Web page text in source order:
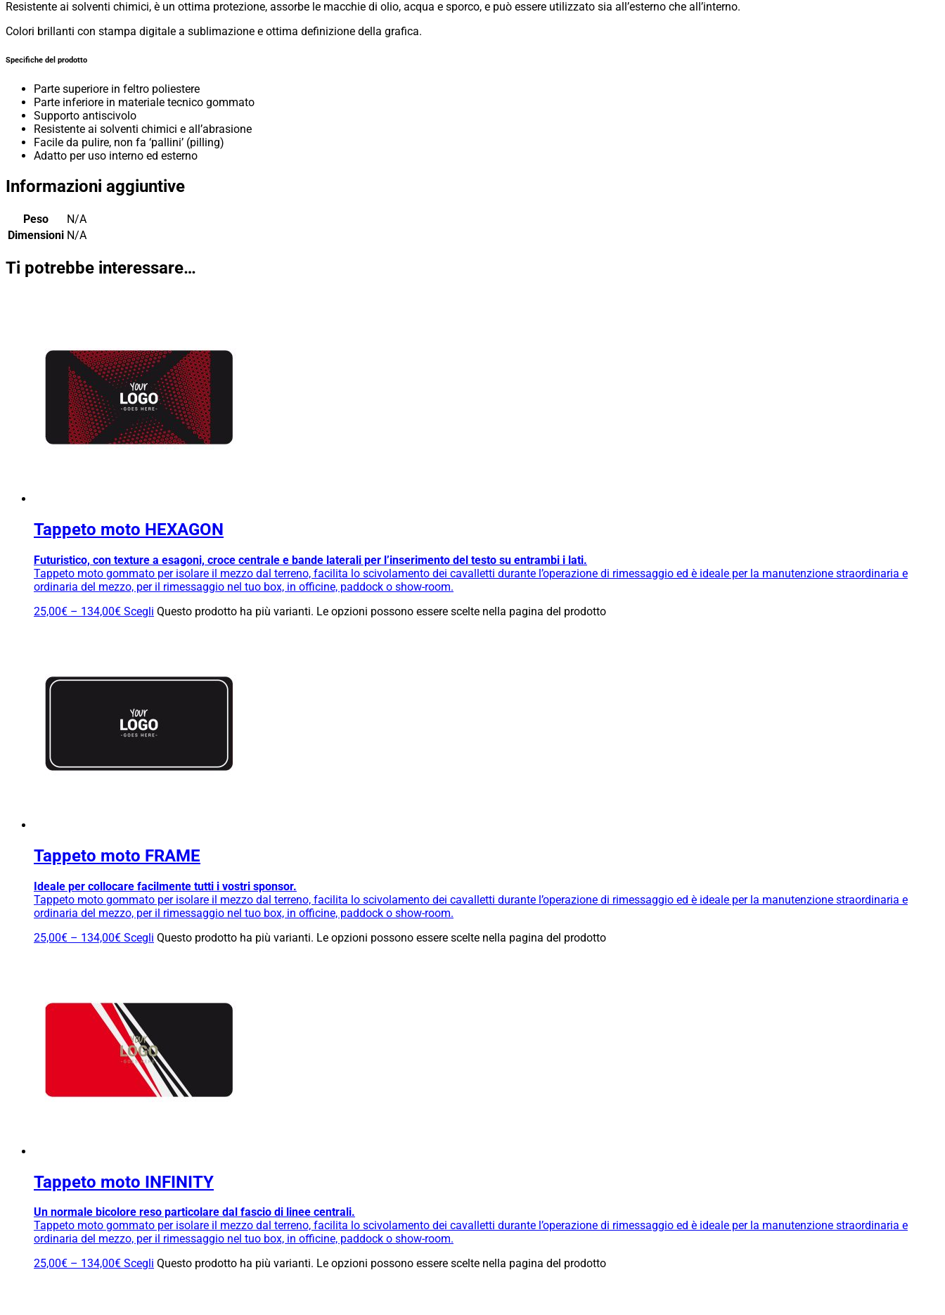
Resistente ai solventi chimici, è un ottima protezione, assorbe le macchie di olio, acqua e sporco, e può essere utilizzato sia all’esterno che all’interno.
Colori brillanti con stampa digitale a sublimazione e ottima definizione della grafica.
Specifiche del prodotto
Parte superiore in feltro poliestere
Parte inferiore in materiale tecnico gommato
Supporto antiscivolo
Resistente ai solventi chimici e all’abrasione
Facile da pulire, non fa ‘pallini’ (pilling)
Adatto per uso interno ed esterno
Informazioni aggiuntive
Peso
N/A
Dimensioni N/A
Ti potrebbe interessare…
Tappeto moto HEXAGON
Futuristico, con texture a esagoni, croce centrale e bande laterali per l’inserimento del testo su entrambi i lati.
Tappeto moto gommato per isolare il mezzo dal terreno, facilita lo scivolamento dei cavalletti durante l’operazione di rimessaggio ed è ideale per la manutenzione straordinaria e
ordinaria del mezzo, per il rimessaggio nel tuo box, in officine, paddock o show-room.
25,00€ – 134,00€ Scegli Questo prodotto ha più varianti. Le opzioni possono essere scelte nella pagina del prodotto
Tappeto moto FRAME
Ideale per collocare facilmente tutti i vostri sponsor.
Tappeto moto gommato per isolare il mezzo dal terreno, facilita lo scivolamento dei cavalletti durante l’operazione di rimessaggio ed è ideale per la manutenzione straordinaria e
ordinaria del mezzo, per il rimessaggio nel tuo box, in officine, paddock o show-room.
25,00€ – 134,00€ Scegli Questo prodotto ha più varianti. Le opzioni possono essere scelte nella pagina del prodotto
Tappeto moto INFINITY
Un normale bicolore reso particolare dal fascio di linee centrali.
Tappeto moto gommato per isolare il mezzo dal terreno, facilita lo scivolamento dei cavalletti durante l’operazione di rimessaggio ed è ideale per la manutenzione straordinaria e
ordinaria del mezzo, per il rimessaggio nel tuo box, in officine, paddock o show-room.
25,00€ – 134,00€ Scegli Questo prodotto ha più varianti. Le opzioni possono essere scelte nella pagina del prodotto